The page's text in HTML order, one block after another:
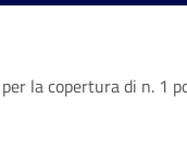
la copertura di n.